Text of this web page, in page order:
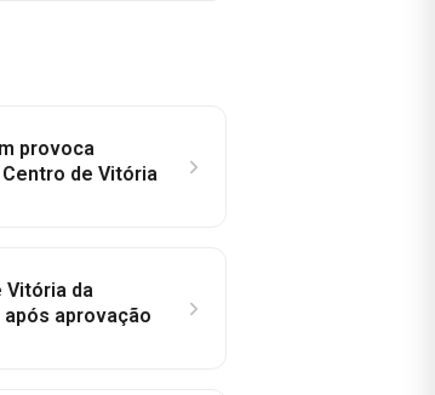
provoca
de Vitória
Vitória da
aprovação